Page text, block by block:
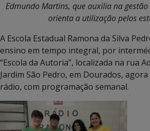
Edmundo Martins, que auxilia na
orienta a utilização pelos
A Escola Estadual Ramona da Silva
ensino em tempo integral, por
“Escola da Autoria”, localizada na rua
Jardim São Pedro, em Dourados,
rádio, com programação semanal.